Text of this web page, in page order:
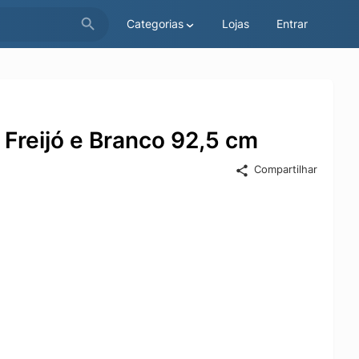
Categorias Lojas Entrar
e Branco 92,5 cm
Compartilhar